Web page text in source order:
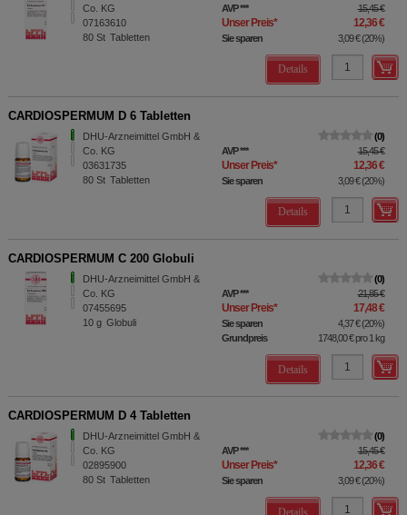
Co. KG
07163610
80 St Tabletten
AVP*** 15,45 €
Unser Preis* 12,36 €
Sie sparen 3,09 €(20%)
Details
CARDIOSPERMUM D 6 Tabletten
DHU-Arzneimittel GmbH &
Co. KG
03631735
80 St Tabletten
0
AVP*** 15,45 €
Unser Preis* 12,36 €
Sie sparen 3,09 €(20%)
Details
CARDIOSPERMUM C 200 Globuli
DHU-Arzneimittel GmbH &
Co. KG
07455695
10 g Globuli
0
AVP*** 21,85 €
Unser Preis* 17,48 €
Sie sparen 4,37 €(20%)
Grundpreis
1748,00 €pro 1 kg
Details
CARDIOSPERMUM D 4 Tabletten
DHU-Arzneimittel GmbH &
Co. KG
02895900
80 St Tabletten
0
AVP*** 15,45 €
Unser Preis* 12,36 €
Sie sparen 3,09 €(20%)
Details